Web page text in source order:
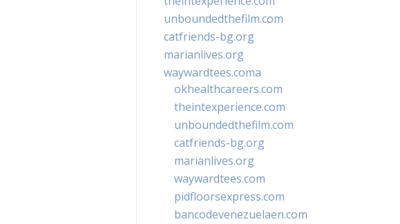
unboundedthefilm.com
catfriends-bg.org
marianlives.org
waywardtees.coma
okhealthcareers.com
theintexperience.com
unboundedthefilm.com
catfriends-bg.org
marianlives.org
waywardtees.com
pidfloorsexpress.com
bancodevenezuelaen.com